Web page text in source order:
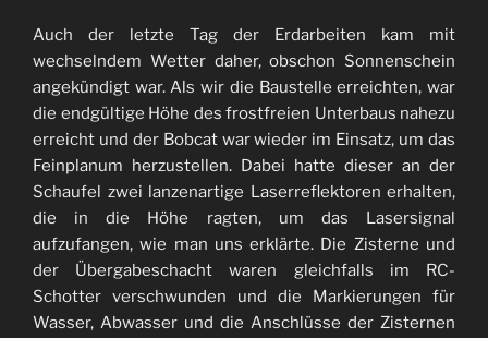
Auch der letzte Tag der Erdarbeiten kam mit
wechselndem Wetter daher, obschon Sonnenschein
angekündigt war. Als wir die Baustelle erreichten, war
die endgültige Höhe des frostfreien Unterbaus nahezu
erreicht und der Bobcat war wieder im Einsatz, um das
Feinplanum herzustellen. Dabei hatte dieser an der
Schaufel zwei lanzenartige Laserreflektoren erhalten,
die in die Höhe ragten, um das Lasersignal
aufzufangen, wie man uns erklärte. Die Zisterne und
der Übergabeschacht waren gleichfalls im RC-
Schotter verschwunden und die Markierungen für
Wasser, Abwasser und die Anschlüsse der Zisternen